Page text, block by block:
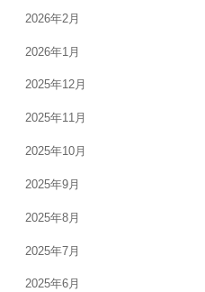
2026年2月
2026年1月
2025年12月
2025年11月
2025年10月
2025年9月
2025年8月
2025年7月
2025年6月